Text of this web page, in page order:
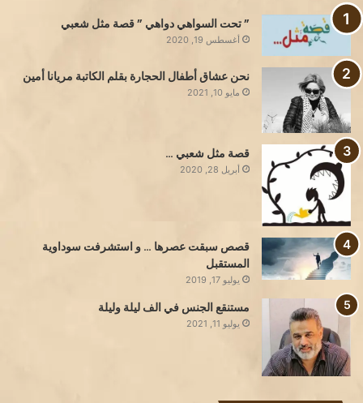
” تحت السواهي دواهي ” قصة مثل شعبي
أغسطس 19, 2020
نحن عشاق أطفال الحجارة بقلم الكاتبة مريانا أمين
مايو 10, 2021
قصة مثل شعبي …
أبريل 28, 2020
قصص سبقت عصرها … و استشرفت سوداوية
المستقبل
يوليو 17, 2019
مستنقع الجنس في الف ليلة وليلة
يوليو 11, 2021